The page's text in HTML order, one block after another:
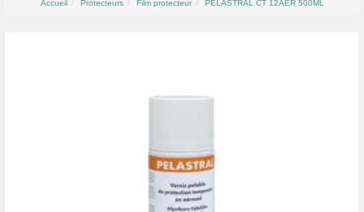
Accueil Protecteurs Film protecteur PELASTRAL CT 12AER 500ML